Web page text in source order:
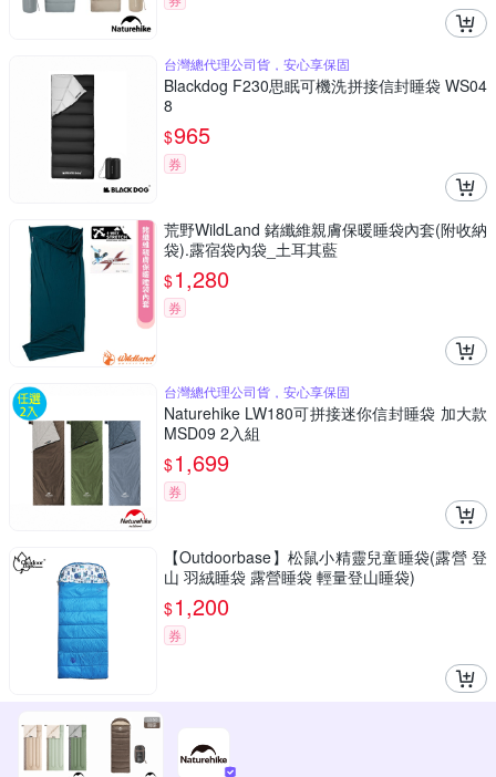
台灣總代理公司貨，安心享保固
Blackdog F230思眠可機洗拼接信封睡袋 WS04
8
$965
券
荒野WildLand 鍺纖維親膚保暖睡袋內套(附收納
袋).露宿袋內袋_土耳其藍
$1,280
券
台灣總代理公司貨，安心享保固
Naturehike LW180可拼接迷你信封睡袋 加大款
MSD09 2入組
$1,699
券
【Outdoorbase】松鼠小精靈兒童睡袋(露營 登
山 羽絨睡袋 露營睡袋 輕量登山睡袋)
$1,200
券